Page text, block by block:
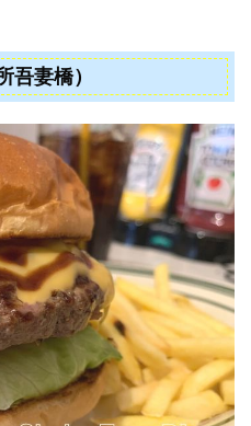
妻橋）